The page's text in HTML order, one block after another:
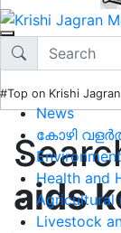
#Top on Krishi Jagran
News
കോഴി
Health and
Agricultural
Livestock
aids